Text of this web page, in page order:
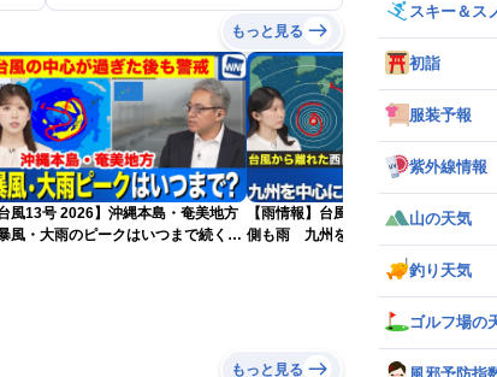
もっと見る
台風13号 2026】沖縄本島・奄美地方
風・大雨のピークはいつまで続く？
【雨情報】台風から離れた西日本太平洋
側も雨 九州を中心に大雨のおそれ
もっと見る
スキー＆ス
初詣
服装予報
紫外線情報
山の天気
釣り天気
ゴルフ場の